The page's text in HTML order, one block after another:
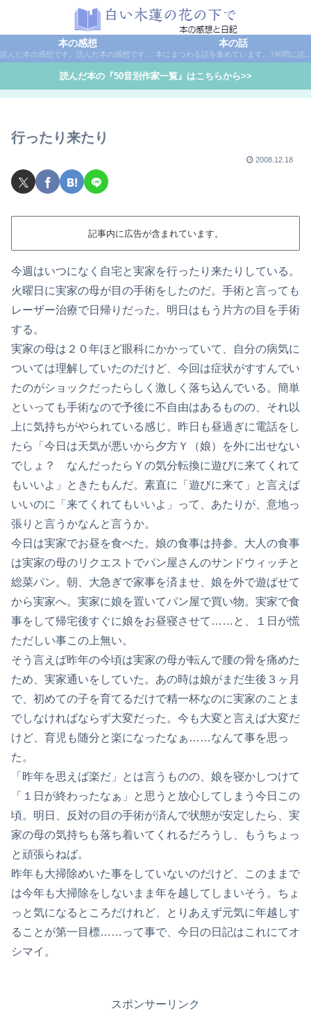
本の感想
読んだ本の感想です。読んだ本の感想です。本は作家名で50音別に分類しています。
本の話
本にまつわる話を集めています。1年間に読んだ本の総括や、本に関する話題など。
読んだ本の『50音別作家一覧』はこちらから>>
行ったり来たり
2008.12.18
記事内に広告が含まれています。
今週はいつになく自宅と実家を行ったり来たりしている。
火曜日に実家の母が目の手術をしたのだ。手術と言っても
レーザー治療で日帰りだった。明日はもう片方の目を手術
する。
実家の母は２０年ほど眼科にかかっていて、自分の病気に
ついては理解していたのだけど、今回は症状がすすんでい
たのがショックだったらしく激しく落ち込んでいる。簡単
といっても手術なので予後に不自由はあるものの、それ以
上に気持ちがやられている感じ。昨日も昼過ぎに電話をし
たら「今日は天気が悪いから夕方Ｙ（娘）を外に出せない
でしょ？ なんだったらＹの気分転換に遊びに来てくれて
もいいよ」ときたもんだ。素直に「遊びに来て」と言えば
いいのに「来てくれてもいいよ」って、あたりが、意地っ
張りと言うかなんと言うか。
今日は実家でお昼を食べた。娘の食事は持参。大人の食事
は実家の母のリクエストでパン屋さんのサンドウィッチと
総菜パン。朝、大急ぎで家事を済ませ、娘を外で遊ばせて
から実家へ。実家に娘を置いてパン屋で買い物。実家で食
事をして帰宅後すぐに娘をお昼寝させて……と、１日が慌
ただしい事この上無い。
そう言えば昨年の今頃は実家の母が転んで腰の骨を痛めた
ため、実家通いをしていた。あの時は娘がまだ生後３ヶ月
で、初めての子を育てるだけで精一杯なのに実家のことま
でしなければならず大変だった。今も大変と言えば大変だ
けど、育児も随分と楽になったなぁ……なんて事を思っ
た。
「昨年を思えば楽だ」とは言うものの、娘を寝かしつけて
「１日が終わったなぁ」と思うと放心してしまう今日この
頃。明日、反対の目の手術が済んで状態が安定したら、実
家の母の気持ちも落ち着いてくれるだろうし、もうちょっ
と頑張らねば。
昨年も大掃除めいた事をしていないのだけど、このままで
は今年も大掃除をしないまま年を越してしまいそう。ちょ
っと気になるところだけれど、とりあえず元気に年越しす
ることが第一目標……って事で、今日の日記はこれにてオ
シマイ。
スポンサーリンク